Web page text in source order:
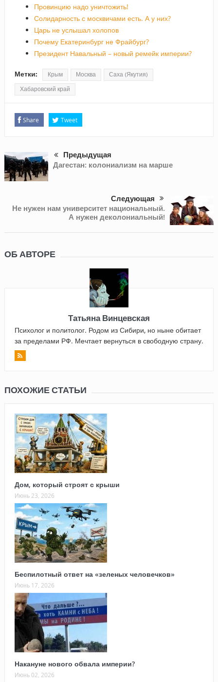
Провинцию надо уничтожить!
Солидарность с москвичами есть. А у них?
Царь не услышал холопов
Почему Екатеринбург не Фрайбург?
Президент Навальный – новый ремейк империи?
Метки: Крым Москва Саха (Якутия)
Хабаровский край
Share Tweet
Предыдущая
Дагестан: колониализм на марше
Следующая
Не нужен нам университет национальный.
А нужен деколониальный!
ОБ АВТОРЕ
Татьяна Винцевская
Психолог и политолог. Родом из Сибири, но ныне обитает
за пределами РФ. Мечтает вернуться в свободную страну.
ПОХОЖИЕ СТАТЬИ
Дом, который строят с крыши
Июнь 23, 2026
Беспилотный ответ на «зеленых человечков»
Июнь 17, 2026
Накануне нового обвала империи?
Июнь 02, 2026